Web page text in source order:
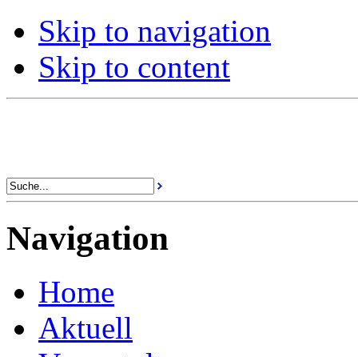
Skip to navigation
Skip to content
Navigation
Home
Aktuell